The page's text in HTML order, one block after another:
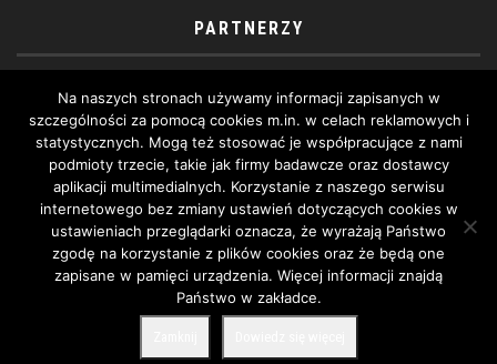
PARTNERZY
Horse Equipment
Siodlarnia
Szkoła jeździectwa
WhatToDo
Yard Equites
Cztery Kopyta
Na naszych stronach używamy informacji zapisanych w
szczególności za pomocą cookies m.in. w celach reklamowych i
statystycznych. Mogą też stosować je współpracujące z nami
podmioty trzecie, takie jak firmy badawcze oraz dostawcy
aplikacji multimedialnych. Korzystanie z naszego serwisu
internetowego bez zmiany ustawień dotyczących cookies w
ustawieniach przeglądarki oznacza, że wyrażają Państwo
zgodę na korzystanie z plików cookies oraz że będą one
zapisane w pamięci urządzenia. Więcej informacji znajdą
Państwo w zakładce.